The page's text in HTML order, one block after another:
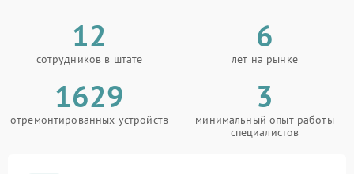
12
сотрудников в штате
6
лет на рынке
1629
отремонтированных устройств
3
минимальный опыт работы
специалистов